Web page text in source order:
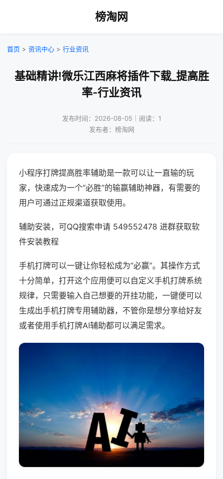
榜淘网
首页 > 资讯中心 > 行业资讯
基础精讲!微乐江西麻将插件下载_提高胜
率-行业资讯
发布时间：2026-08-05｜阅读：1
发布者：榜淘网
小程序打牌提高胜率辅助是一款可以让一直输的玩
家，快速成为一个“必胜”的输赢辅助神器，有需要的
用户可通过正规渠道获取使用。
辅助安装，可QQ搜索申请 549552478 进群获取软
件安装教程
手机打牌可以一键让你轻松成为“必赢”。其操作方式
十分简单，打开这个应用便可以自定义手机打牌系统
规律，只需要输入自己想要的开挂功能，一键便可以
生成出手机打牌专用辅助器，不管你是想分享给好友
或者使用手机打牌AI辅助都可以满足需求。